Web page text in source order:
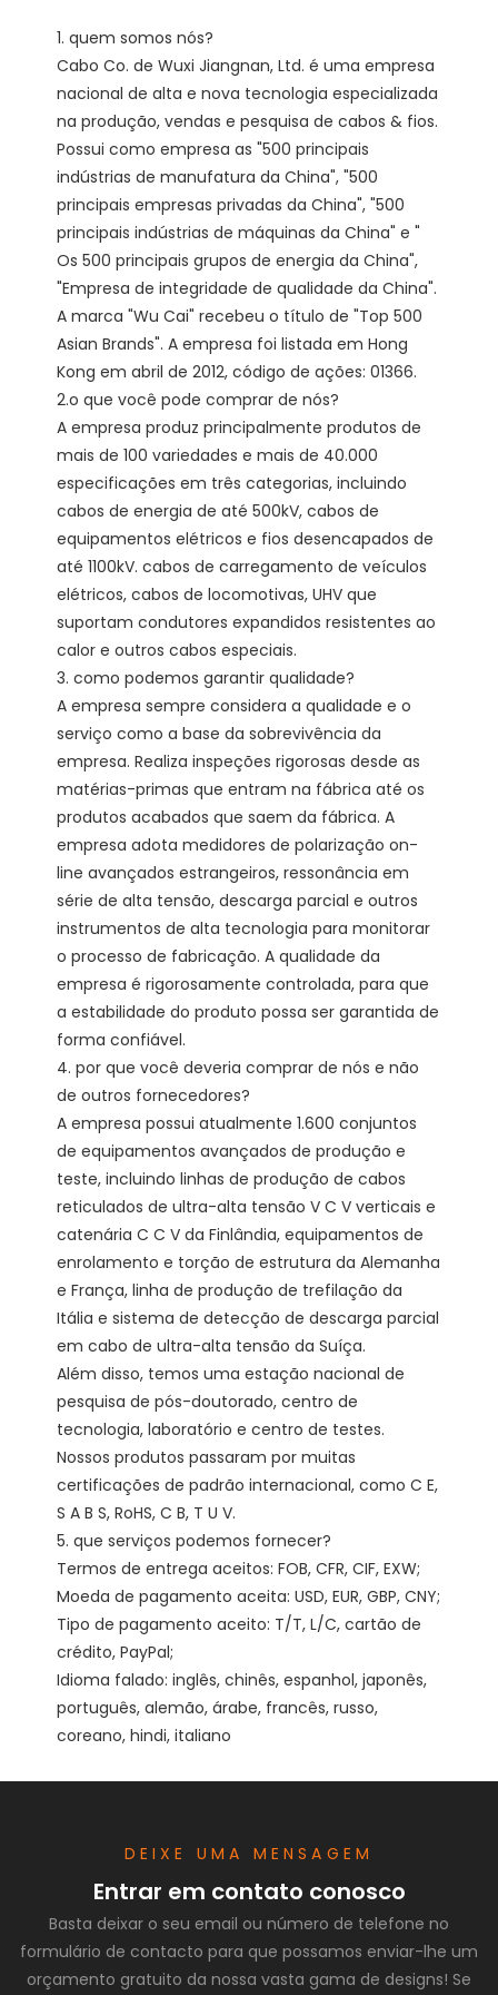
1. quem somos nós?
Cabo Co. de Wuxi Jiangnan, Ltd. é uma empresa
nacional de alta e nova tecnologia especializada
na produção, vendas e pesquisa de cabos & fios.
Possui como empresa as "500 principais
indústrias de manufatura da China", "500
principais empresas privadas da China", "500
principais indústrias de máquinas da China" e "
Os 500 principais grupos de energia da China",
"Empresa de integridade de qualidade da China".
A marca "Wu Cai" recebeu o título de "Top 500
Asian Brands". A empresa foi listada em Hong
Kong em abril de 2012, código de ações: 01366.
2.o que você pode comprar de nós?
A empresa produz principalmente produtos de
mais de 100 variedades e mais de 40.000
especificações em três categorias, incluindo
cabos de energia de até 500kV, cabos de
equipamentos elétricos e fios desencapados de
até 1100kV. cabos de carregamento de veículos
elétricos, cabos de locomotivas, UHV que
suportam condutores expandidos resistentes ao
calor e outros cabos especiais.
3. como podemos garantir qualidade?
A empresa sempre considera a qualidade e o
serviço como a base da sobrevivência da
empresa. Realiza inspeções rigorosas desde as
matérias-primas que entram na fábrica até os
produtos acabados que saem da fábrica. A
empresa adota medidores de polarização on-
line avançados estrangeiros, ressonância em
série de alta tensão, descarga parcial e outros
instrumentos de alta tecnologia para monitorar
o processo de fabricação. A qualidade da
empresa é rigorosamente controlada, para que
a estabilidade do produto possa ser garantida de
forma confiável.
4. por que você deveria comprar de nós e não
de outros fornecedores?
A empresa possui atualmente 1.600 conjuntos
de equipamentos avançados de produção e
teste, incluindo linhas de produção de cabos
reticulados de ultra-alta tensão V C V verticais e
catenária C C V da Finlândia, equipamentos de
enrolamento e torção de estrutura da Alemanha
e França, linha de produção de trefilação da
Itália e sistema de detecção de descarga parcial
em cabo de ultra-alta tensão da Suíça.
Além disso, temos uma estação nacional de
pesquisa de pós-doutorado, centro de
tecnologia, laboratório e centro de testes.
Nossos produtos passaram por muitas
certificações de padrão internacional, como C E,
S A B S, RoHS, C B, T U V.
5. que serviços podemos fornecer?
Termos de entrega aceitos: FOB, CFR, CIF, EXW;
Moeda de pagamento aceita: USD, EUR, GBP, CNY;
Tipo de pagamento aceito: T/T, L/C, cartão de
crédito, PayPal;
Idioma falado: inglês, chinês, espanhol, japonês,
português, alemão, árabe, francês, russo,
DEIXE UMA MENSAGEM
Entrar em contato conosco
Basta deixar o seu email ou número de telefone no
formulário de contacto para que possamos enviar-lhe um
orçamento gratuito da nossa vasta gama de designs! Se